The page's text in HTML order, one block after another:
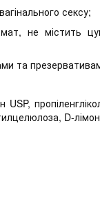
сексу;
не містить
та
USP,
D-